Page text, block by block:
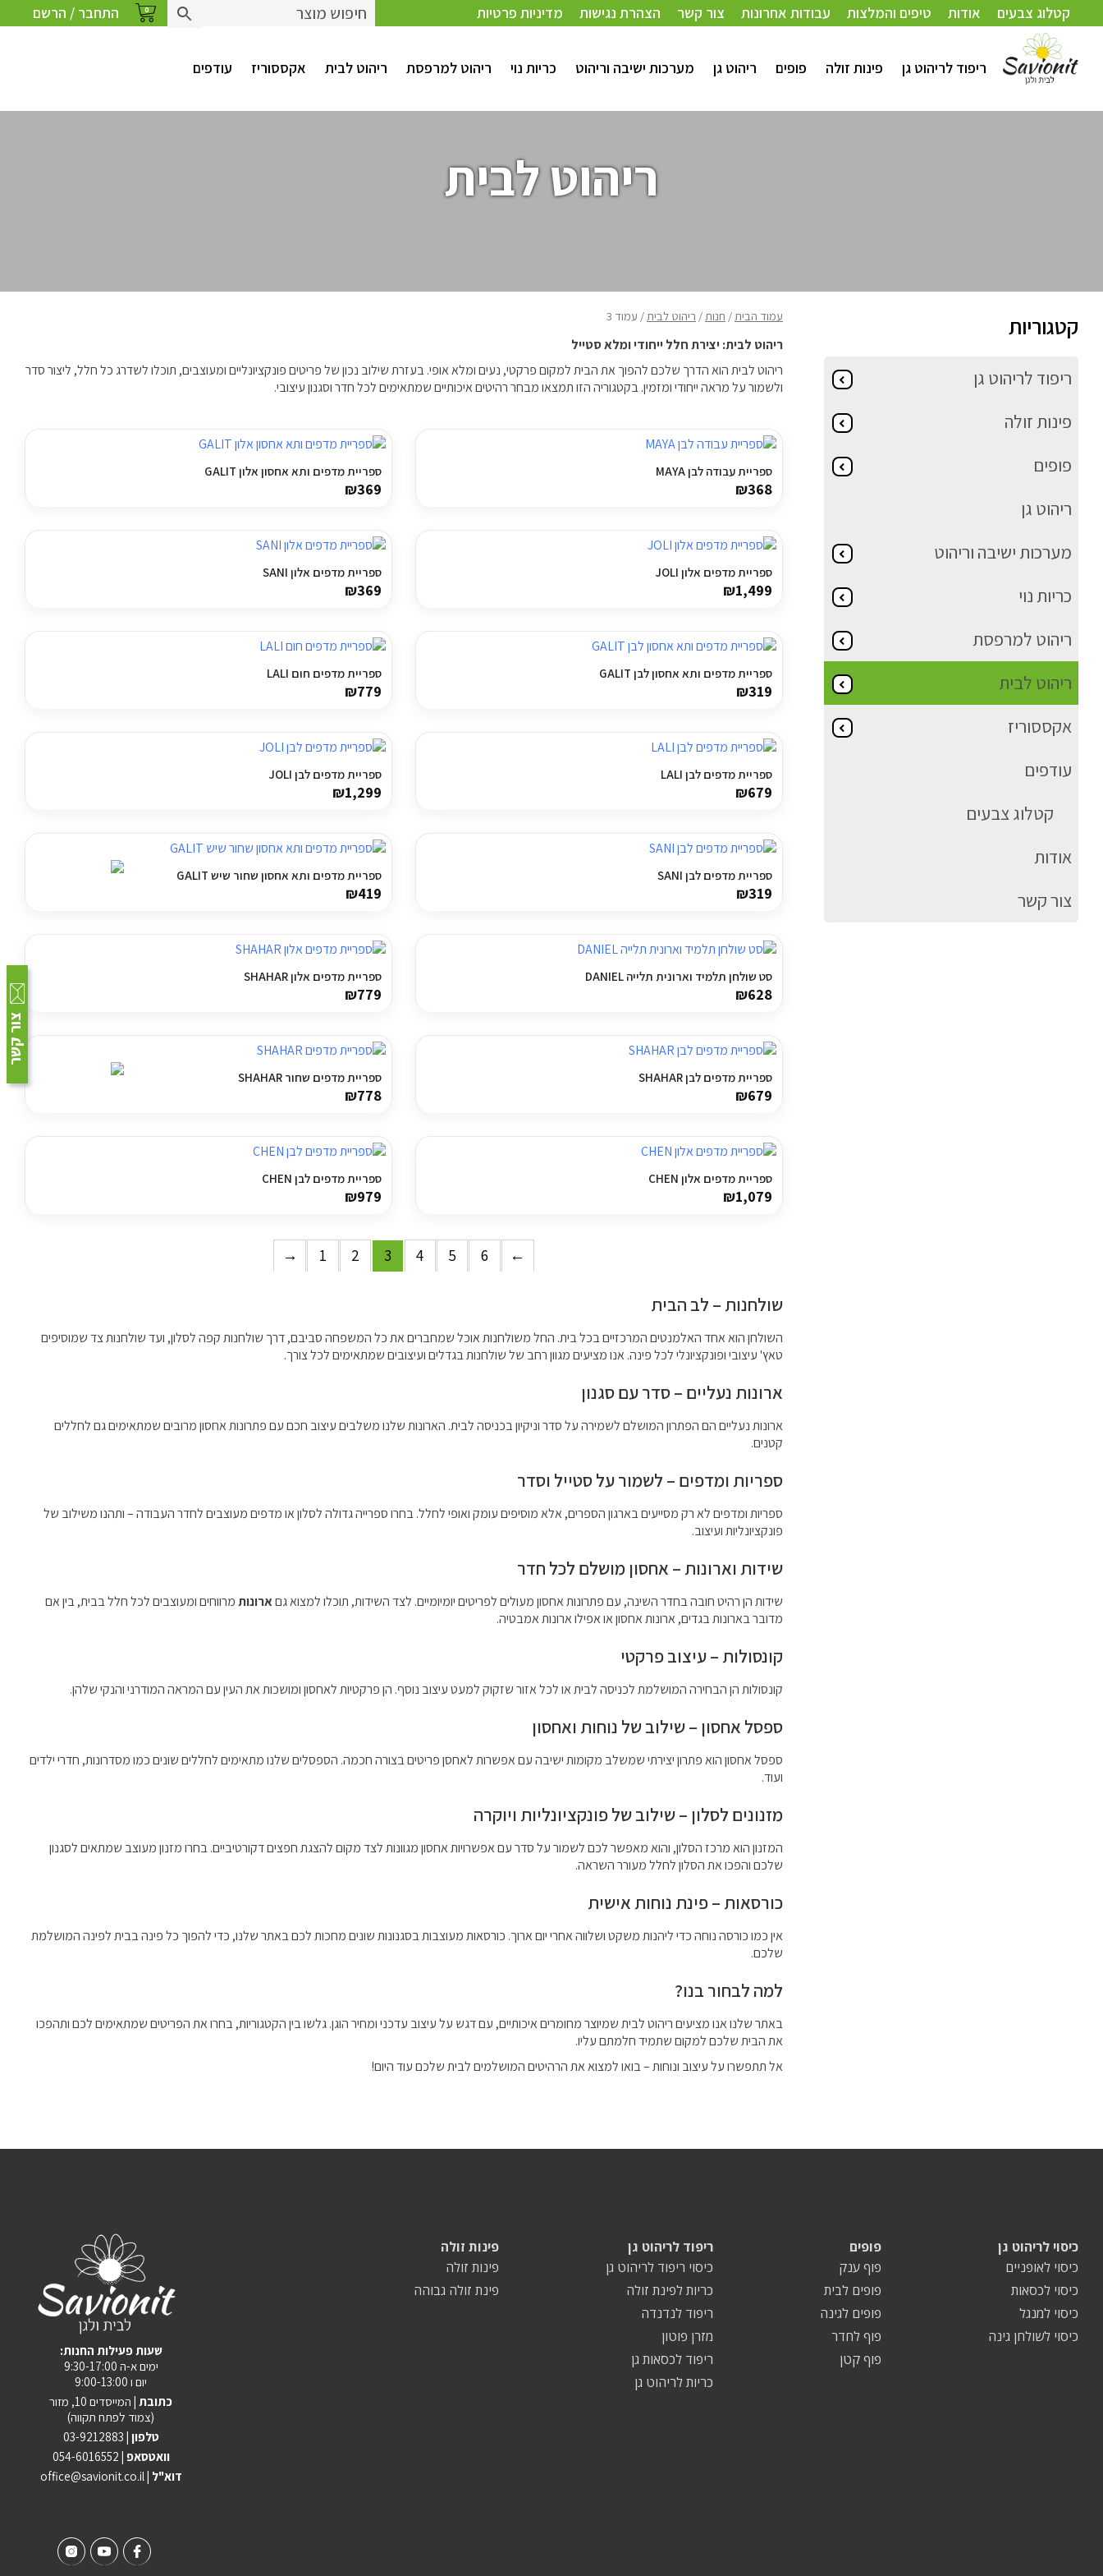
צור קשר
התחבר / הרשם 0 קטלוג צבעים אודות טיפים והמלצות עבודות אחרונות צור קשר הצהרת נגישות מדיניות פרטיות
ריפוד לריהוט גן פינות זולה פופים ריהוט גן מערכות ישיבה וריהוט כריות נוי ריהוט למרפסת ריהוט לבית אקססוריז עודפים
ריהוט לבית
עמוד הבית/ חנות/ ריהוט לבית/ עמוד 3
ריהוט לבית: יצירת חלל ייחודי ומלא סטייל
ריהוט לבית הוא הדרך שלכם להפוך את הבית למקום פרקטי, נעים ומלא אופי. בעזרת שילוב נכון של פריטים פונקציונליים ומעוצבים, תוכלו לשדרג כל חלל, ליצור סדר
ולשמור על מראה ייחודי ומזמין. בקטגוריה הזו תמצאו מבחר רהיטים איכותיים שמתאימים לכל חדר וסגנון עיצובי.
ספריית עבודה לבן MAYA
₪368
ספריית מדפים ותא אחסון אלון GALIT
₪369
ספריית מדפים אלון JOLI
₪1,499
ספריית מדפים אלון SANI
₪369
ספריית מדפים ותא אחסון לבן GALIT
₪319
ספריית מדפים חום LALI
₪779
ספריית מדפים לבן LALI
₪679
ספריית מדפים לבן JOLI
₪1,299
ספריית מדפים לבן SANI
₪319
ספריית מדפים ותא אחסון שחור שיש GALIT
₪419
סט שולחן תלמיד וארונית תלייה DANIEL
₪628
ספריית מדפים אלון SHAHAR
₪779
ספריית מדפים לבן SHAHAR
₪679
ספריית מדפים שחור SHAHAR
₪778
ספריית מדפים אלון CHEN
₪1,079
ספריית מדפים לבן CHEN
₪979
→ 1 2 3 4 5 6 ←
שולחנות – לב הבית
השולחן הוא אחד האלמנטים המרכזיים בכל בית. החל משולחנות אוכל שמחברים את כל המשפחה סביבם, דרך שולחנות קפה לסלון, ועד שולחנות צד שמוסיפים
טאץ' עיצובי ופונקציונלי לכל פינה. אנו מציעים מגוון רחב של שולחנות בגדלים ועיצובים שמתאימים לכל צורך.
ארונות נעליים – סדר עם סגנון
ארונות נעליים הם הפתרון המושלם לשמירה על סדר וניקיון בכניסה לבית. הארונות שלנו משלבים עיצוב חכם עם פתרונות אחסון מרובים שמתאימים גם לחללים
קטנים.
ספריות ומדפים – לשמור על סטייל וסדר
ספריות ומדפים לא רק מסייעים בארגון הספרים, אלא מוסיפים עומק ואופי לחלל. בחרו ספרייה גדולה לסלון או מדפים מעוצבים לחדר העבודה – ותהנו משילוב של
פונקציונליות ועיצוב.
שידות וארונות – אחסון מושלם לכל חדר
שידות הן רהיט חובה בחדר השינה, עם פתרונות אחסון מעולים לפריטים יומיומיים. לצד השידות, תוכלו למצוא גםארונותמרווחים ומעוצבים לכל חלל בבית, בין אם
מדובר בארונות בגדים, ארונות אחסון או אפילו ארונות אמבטיה.
קונסולות – עיצוב פרקטי
קונסולות הן הבחירה המושלמת לכניסה לבית או לכל אזור שזקוק למעט עיצוב נוסף. הן פרקטיות לאחסון ומושכות את העין עם המראה המודרני והנקי שלהן.
ספסל אחסון – שילוב של נוחות ואחסון
ספסל אחסון הוא פתרון יצירתי שמשלב מקומות ישיבה עם אפשרות לאחסן פריטים בצורה חכמה. הספסלים שלנו מתאימים לחללים שונים כמו מסדרונות, חדרי ילדים
ועוד.
מזנונים לסלון – שילוב של פונקציונליות ויוקרה
המזנון הוא מרכז הסלון, והוא מאפשר לכם לשמור על סדר עם אפשרויות אחסון מגוונות לצד מקום להצגת חפצים דקורטיביים. בחרו מזנון מעוצב שמתאים לסגנון
שלכם והפכו את הסלון לחלל מעורר השראה.
כורסאות – פינת נוחות אישית
אין כמו כורסה נוחה כדי ליהנות משקט ושלווה אחרי יום ארוך. כורסאות מעוצבות בסגנונות שונים מחכות לכם באתר שלנו, כדי להפוך כל פינה בבית לפינה המושלמת
שלכם.
למה לבחור בנו?
באתר שלנו אנו מציעים ריהוט לבית שמיוצר מחומרים איכותיים, עם דגש על עיצוב עדכני ומחיר הוגן. גלשו בין הקטגוריות, בחרו את הפריטים שמתאימים לכם ותהפכו
את הבית שלכם למקום שתמיד חלמתם עליו.
אל תתפשרו על עיצוב ונוחות – בואו למצוא את הרהיטים המושלמים לבית שלכם עוד היום!
קטגוריות
ריפוד לריהוט גן
פינות זולה
פופים
ריהוט גן
מערכות ישיבה וריהוט
כריות נוי
ריהוט למרפסת
ריהוט לבית
אקססוריז
עודפים
קטלוג צבעים
אודות
צור קשר
:שעות פעילות החנות
ימים א-ה 9:30-17:00
יום ו 9:00-13:00
כתובת | המייסדים 10, מזור
(צמוד לפתח תקווה)
טלפון | 03-9212883
וואטסאפ | 054-6016552
office@savionit.co.il | דוא"ל
פינות זולה
פינות זולה
פינת זולה גבוהה
ריפוד לריהוט גן
כיסוי ריפוד לריהוט גן
כריות לפינת זולה
ריפוד לנדנדה
מזרן פוטון
ריפוד לכסאות גן
כריות לריהוט גן
פופים
פוף ענק
פופים לבית
פופים לגינה
פוף לחדר
פוף קטן
כיסוי לריהוט גן
כיסוי לאופניים
כיסוי לכסאות
כיסוי למנגל
כיסוי לשולחן גינה